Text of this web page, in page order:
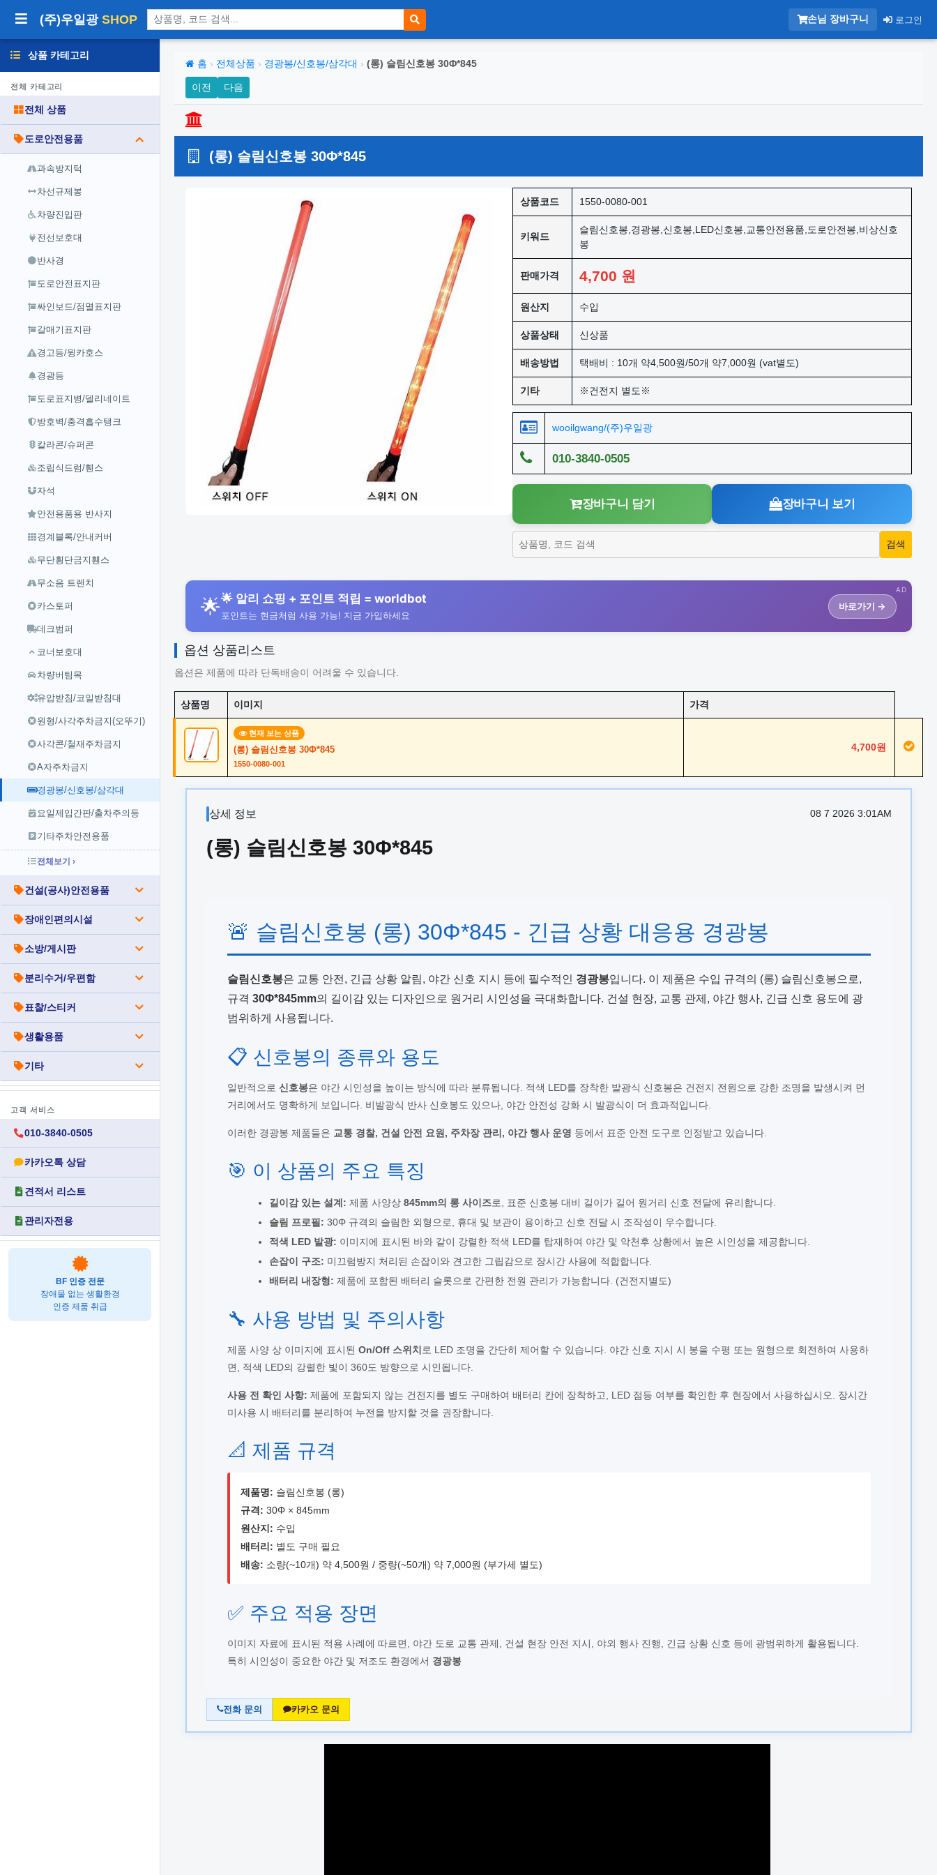
(주)우일광 SHOP 상품 검색 손님 장바구니 로그인
상품 카테고리
전체 카테고리
전체 상품
도로안전용품
과속방지턱
차선규제봉
차량진입판
전선보호대
반사경
도로안전표지판
싸인보드/점멸표지판
갈매기표지판
경고등/윙카호스
경광등
도로표지병/델리네이트
방호벽/충격흡수탱크
칼라콘/슈퍼콘
조립식드럼/휀스
자석
안전용품용 반사지
경계블록/안내커버
무단횡단금지휀스
무소음 트렌치
카스토퍼
데크범퍼
코너보호대
차량버팀목
유압받침/코일받침대
원형/사각주차금지(오뚜기)
사각콘/철재주차금지
A자주차금지
경광봉/신호봉/삼각대
요일제입간판/출차주의등
기타주차안전용품
전체보기 ›
건설(공사)안전용품
장애인편의시설
소방/게시판
분리수거/우편함
표찰/스티커
생활용품
기타
고객 서비스
010-3840-0505
카카오톡 상담
견적서 리스트
관리자전용
BF 인증 전문
장애물 없는 생활환경
인증 제품 취급
홈 › 전체상품 › 경광봉/신호봉/삼각대 › (롱) 슬림신호봉 30Φ*845
이전 다음
(롱) 슬림신호봉 30Φ*845
상품코드 1550-0080-001
키워드
슬림신호봉,경광봉,신호봉,LED신호봉,교통안전용품,도로안전봉,비상신호
봉
판매가격 4,700 원
원산지 수입
상품상태 신상품
배송방법 택배비 : 10개 약4,500원/50개 약7,000원 (vat별도)
기타 ※건전지 별도※
wooilgwang/(주)우일광
010-3840-0505
장바구니 담기 장바구니 보기
AD
🌟🌟 알리 쇼핑 + 포인트 적립 = worldbot
포인트는 현금처럼 사용 가능! 지금 가입하세요
바로가기 →
옵션 상품리스트
옵션은 제품에 따라 단독배송이 어려울 수 있습니다.
상품명 이미지 가격
현재 보는 상품
(롱) 슬림신호봉 30Φ*845
1550-0080-001
4,700원
상세 정보 08 7 2026 3:01AM
(롱) 슬림신호봉 30Φ*845
🚨 슬림신호봉 (롱) 30Φ*845 - 긴급 상황 대응용 경광봉
슬림신호봉은 교통 안전, 긴급 상황 알림, 야간 신호 지시 등에 필수적인 경광봉입니다. 이 제품은 수입 규격의 (롱) 슬림신호봉으로,
규격 30Φ*845mm의 길이감 있는 디자인으로 원거리 시인성을 극대화합니다. 건설 현장, 교통 관제, 야간 행사, 긴급 신호 용도에 광
범위하게 사용됩니다.
📋 신호봉의 종류와 용도
일반적으로 신호봉은 야간 시인성을 높이는 방식에 따라 분류됩니다. 적색 LED를 장착한 발광식 신호봉은 건전지 전원으로 강한 조명을 발생시켜 먼
거리에서도 명확하게 보입니다. 비발광식 반사 신호봉도 있으나, 야간 안전성 강화 시 발광식이 더 효과적입니다.
이러한 경광봉 제품들은 교통 경찰, 건설 안전 요원, 주차장 관리, 야간 행사 운영 등에서 표준 안전 도구로 인정받고 있습니다.
🎯 이 상품의 주요 특징
길이감 있는 설계: 제품 사양상 845mm의 롱 사이즈로, 표준 신호봉 대비 길이가 길어 원거리 신호 전달에 유리합니다.
슬림 프로필: 30Φ 규격의 슬림한 외형으로, 휴대 및 보관이 용이하고 신호 전달 시 조작성이 우수합니다.
적색 LED 발광: 이미지에 표시된 바와 같이 강렬한 적색 LED를 탑재하여 야간 및 악천후 상황에서 높은 시인성을 제공합니다.
손잡이 구조: 미끄럼방지 처리된 손잡이와 견고한 그립감으로 장시간 사용에 적합합니다.
배터리 내장형: 제품에 포함된 배터리 슬롯으로 간편한 전원 관리가 가능합니다. (건전지별도)
🔧 사용 방법 및 주의사항
제품 사양 상 이미지에 표시된 On/Off 스위치로 LED 조명을 간단히 제어할 수 있습니다. 야간 신호 지시 시 봉을 수평 또는 원형으로 회전하여 사용하
면, 적색 LED의 강렬한 빛이 360도 방향으로 시인됩니다.
사용 전 확인 사항: 제품에 포함되지 않는 건전지를 별도 구매하여 배터리 칸에 장착하고, LED 점등 여부를 확인한 후 현장에서 사용하십시오. 장시간
미사용 시 배터리를 분리하여 누전을 방지할 것을 권장합니다.
📐 제품 규격
제품명: 슬림신호봉 (롱)
규격: 30Φ × 845mm
원산지: 수입
배터리: 별도 구매 필요
배송: 소량(~10개) 약 4,500원 / 중량(~50개) 약 7,000원 (부가세 별도)
✅ 주요 적용 장면
이미지 자료에 표시된 적용 사례에 따르면, 야간 도로 교통 관제, 건설 현장 안전 지시, 야외 행사 진행, 긴급 상황 신호 등에 광범위하게 활용됩니다.
특히 시인성이 중요한 야간 및 저조도 환경에서 경광봉
전화 문의 카카오 문의